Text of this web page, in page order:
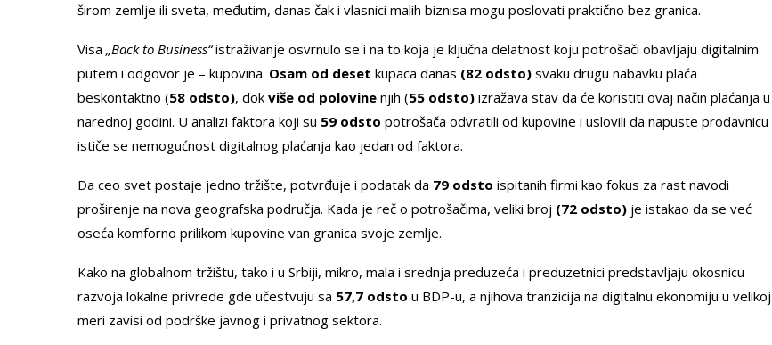
širom zemlje ili sveta, međutim, danas čak i vlasnici malih biznisa mogu poslovati praktično bez granica.
Visa „Back to Business“istraživanje osvrnulo se i na to koja je ključna delatnost koju potrošači obavljaju digitalnim
putem i odgovor je – kupovina. Osam od deset kupaca danas (82 odsto) svaku drugu nabavku plaća
beskontaktno (58 odsto), dok više od polovine njih (55 odsto) izražava stav da će koristiti ovaj način plaćanja u
narednoj godini. U analizi faktora koji su 59 odsto potrošača odvratili od kupovine i uslovili da napuste prodavnicu
ističe se nemogućnost digitalnog plaćanja kao jedan od faktora.
Da ceo svet postaje jedno tržište, potvrđuje i podatak da 79 odsto ispitanih firmi kao fokus za rast navodi
proširenje na nova geografska područja. Kada je reč o potrošačima, veliki broj (72 odsto) je istakao da se već
oseća komforno prilikom kupovine van granica svoje zemlje.
Kako na globalnom tržištu, tako i u Srbiji, mikro, mala i srednja preduzeća i preduzetnici predstavljaju okosnicu
razvoja lokalne privrede gde učestvuju sa 57,7 odsto u BDP-u, a njihova tranzicija na digitalnu ekonomiju u velikoj
meri zavisi od podrške javnog i privatnog sektora.